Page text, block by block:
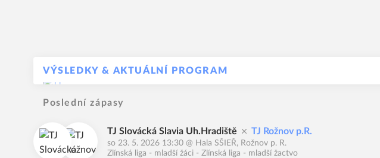
VÝSLEDKY & AKTUÁLNÍ PROGRAM
Poslední zápasy
TJ Slovácká Slavia Uh.Hradiště TJ Rožnov p.R.
so 23. 5. 2026 13:30 @ Hala SŠIEŘ, Rožnov p. R.
Zlínská liga - mladší žáci - Zlínská liga - mladší žactvo